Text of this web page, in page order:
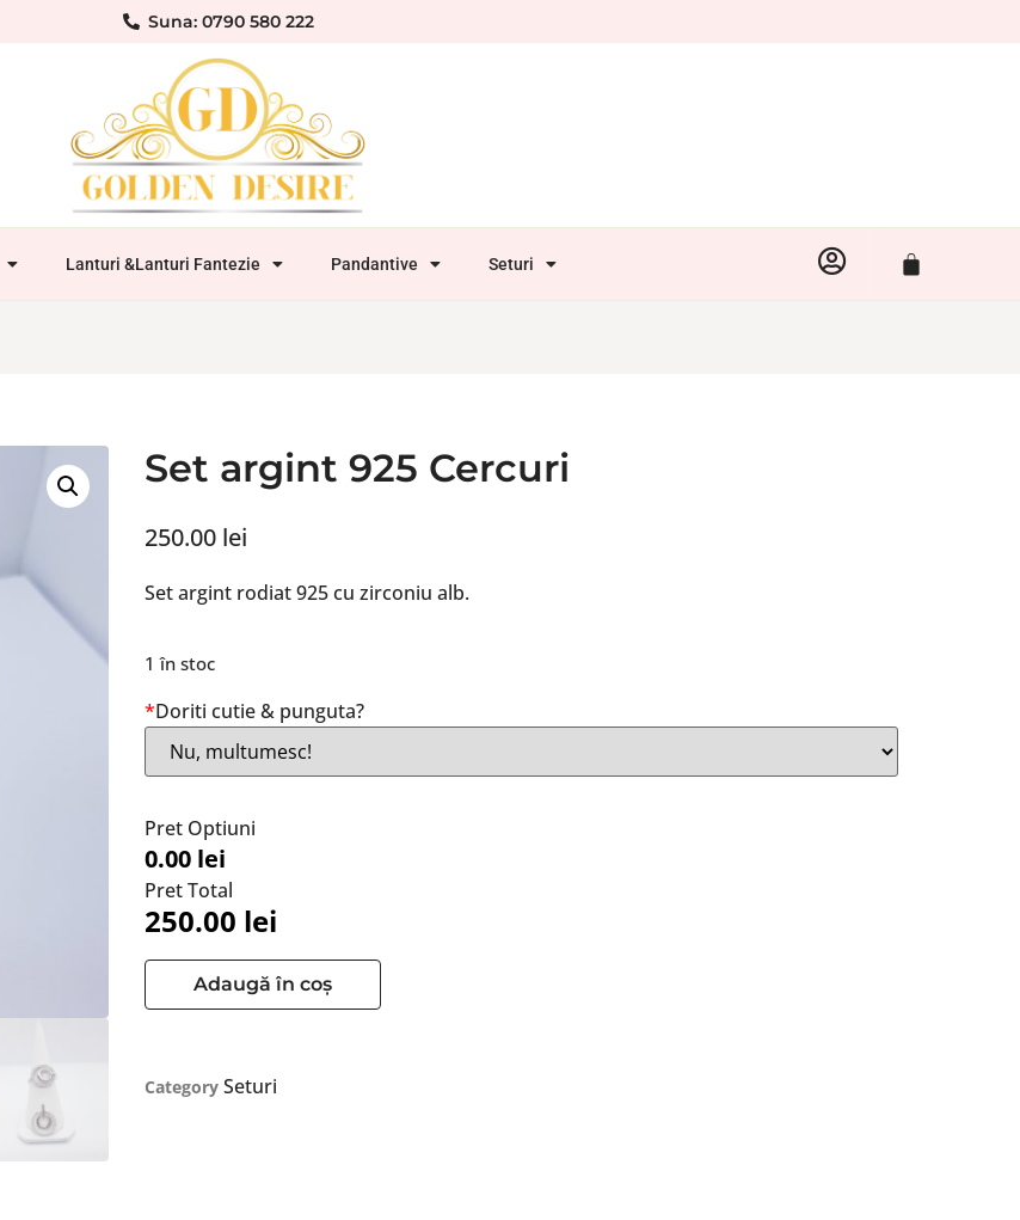
Suna: 0790 580 222
Lanturi &Lanturi Fantezie Pandantive Seturi
Set argint 925 Cercuri
250.00 lei
Set argint rodiat 925 cu zirconiu alb.
1 în stoc
*Doriti cutie & punguta?
Pret Optiuni
0.00 lei
Pret Total
250.00 lei
Adaugă în coș
Category Seturi